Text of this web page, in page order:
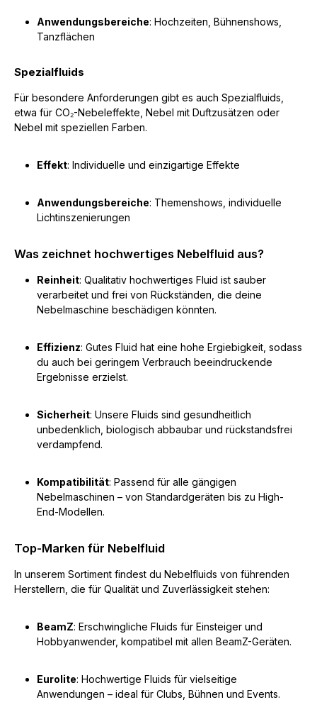
Anwendungsbereiche: Hochzeiten, Bühnenshows,
Tanzflächen
Spezialfluids
Für besondere Anforderungen gibt es auch Spezialfluids,
etwa für CO₂-Nebeleffekte, Nebel mit Duftzusätzen oder
Nebel mit speziellen Farben.
Effekt: Individuelle und einzigartige Effekte
Anwendungsbereiche: Themenshows, individuelle
Lichtinszenierungen
Was zeichnet hochwertiges Nebelfluid aus?
Reinheit: Qualitativ hochwertiges Fluid ist sauber
verarbeitet und frei von Rückständen, die deine
Nebelmaschine beschädigen könnten.
Effizienz: Gutes Fluid hat eine hohe Ergiebigkeit, sodass
du auch bei geringem Verbrauch beeindruckende
Ergebnisse erzielst.
Sicherheit: Unsere Fluids sind gesundheitlich
unbedenklich, biologisch abbaubar und rückstandsfrei
verdampfend.
Kompatibilität: Passend für alle gängigen
Nebelmaschinen – von Standardgeräten bis zu High-
End-Modellen.
Top-Marken für Nebelfluid
In unserem Sortiment findest du Nebelfluids von führenden
Herstellern, die für Qualität und Zuverlässigkeit stehen:
BeamZ: Erschwingliche Fluids für Einsteiger und
Hobbyanwender, kompatibel mit allen BeamZ-Geräten.
Eurolite: Hochwertige Fluids für vielseitige
Anwendungen – ideal für Clubs, Bühnen und Events.